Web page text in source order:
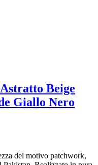
Beige
Giallo Nero
del motivo patchwork,